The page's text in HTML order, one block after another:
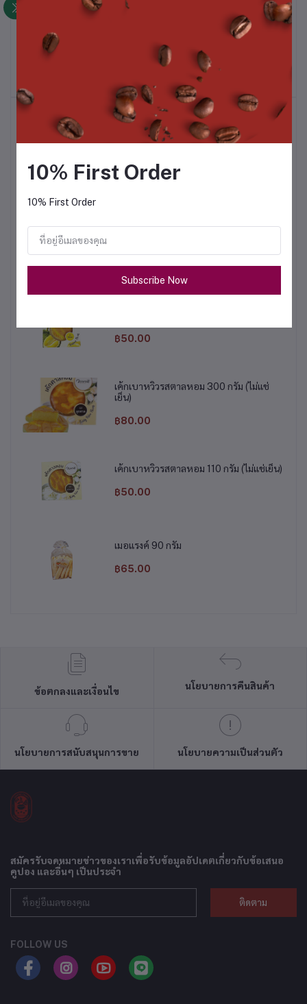
ชิฟฟ่อนเค้กสอดไส้ รวมรส 6
คอนแฟลค (กระปุก)
฿45.00
สินค้าขายดี
เค้กเบาหวิวรสฝอยทอง 110 กรัม (ไม่แช่เย็น)
฿50.00
เค้กเบาหวิวรสตาลหอม 300 กรัม (ไม่แช่
เย็น)
฿80.00
เค้กเบาหวิวรสตาลหอม 110 กรัม (ไม่แช่เย็น)
฿50.00
เมอแรงค์ 90 กรัม
฿65.00
ข้อตกลงและเงื่อนไข
นโยบายการคืนสินค้า
นโยบายการสนับสนุนการขาย นโยบายความเป็นส่วนตัว
สมัครรับจดหมายข่าวของเราเพื่อรับข้อมูลอัปเดตเกี่ยวกับข้อเสนอ
คูปอง และอื่นๆ เป็นประจำ
ติดตาม
FOLLOW US
10% First Order
10% First Order
Subscribe Now